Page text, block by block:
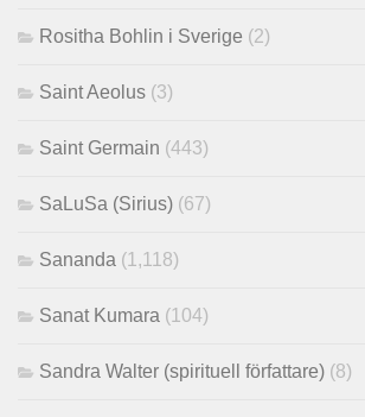
Rositha Bohlin i Sverige (2)
Saint Aeolus (3)
Saint Germain (443)
SaLuSa (Sirius) (67)
Sananda (1,118)
Sanat Kumara (104)
Sandra Walter (spirituell författare) (8)